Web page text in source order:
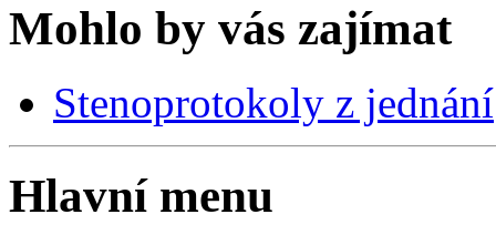
Mohlo by vás zajímat
Stenoprotokoly z jednání
Hlavní menu